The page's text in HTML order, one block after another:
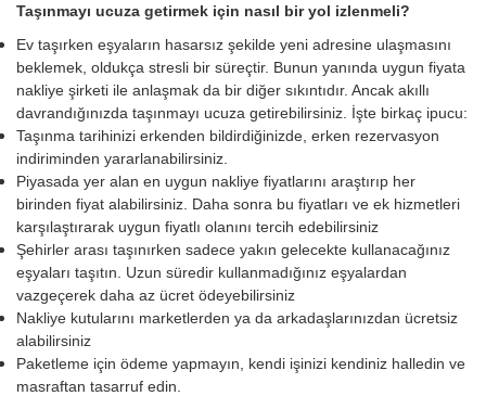
Taşınmayı ucuza getirmek için nasıl bir yol izlenmeli?
Ev taşırken eşyaların hasarsız şekilde yeni adresine ulaşmasını
beklemek, oldukça stresli bir süreçtir. Bunun yanında uygun fiyata
nakliye şirketi ile anlaşmak da bir diğer sıkıntıdır. Ancak akıllı
davrandığınızda taşınmayı ucuza getirebilirsiniz. İşte birkaç ipucu:
Taşınma tarihinizi erkenden bildirdiğinizde, erken rezervasyon
indiriminden yararlanabilirsiniz.
Piyasada yer alan en uygun nakliye fiyatlarını araştırıp her
birinden fiyat alabilirsiniz. Daha sonra bu fiyatları ve ek hizmetleri
karşılaştırarak uygun fiyatlı olanını tercih edebilirsiniz
Şehirler arası taşınırken sadece yakın gelecekte kullanacağınız
eşyaları taşıtın. Uzun süredir kullanmadığınız eşyalardan
vazgeçerek daha az ücret ödeyebilirsiniz
Nakliye kutularını marketlerden ya da arkadaşlarınızdan ücretsiz
alabilirsiniz
Paketleme için ödeme yapmayın, kendi işinizi kendiniz halledin ve
masraftan tasarruf edin.